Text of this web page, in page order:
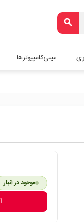
search
مینی‌کامپیوترها
موجود در انبار